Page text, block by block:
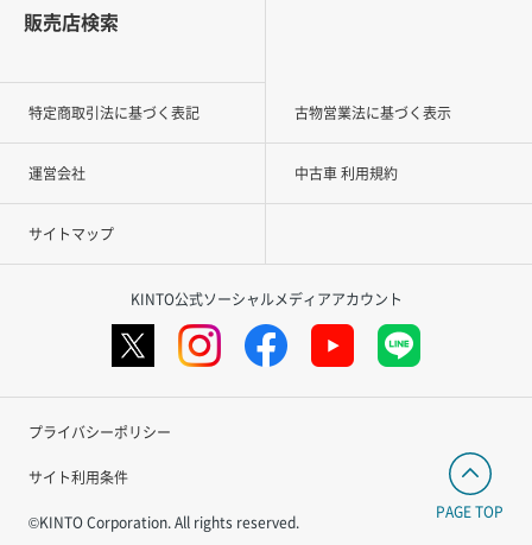
販売店検索
特定商取引法に基づく表記 古物営業法に基づく表示
運営会社 中古車 利用規約
サイトマップ
KINTO公式ソーシャルメディアアカウント
プライバシーポリシー
サイト利用条件
©KINTO Corporation. All rights reserved.
PAGE TOP